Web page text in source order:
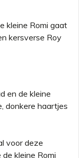
kleine Romi gaat
kersverse Roy
en de kleine
donkere haartjes
voor deze
kleine Romi